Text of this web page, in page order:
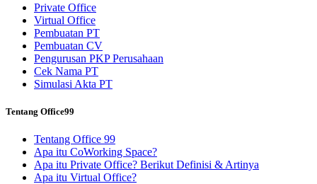
Private Office
Virtual Office
Pembuatan PT
Pembuatan CV
Pengurusan PKP Perusahaan
Cek Nama PT
Simulasi Akta PT
Tentang Office99
Tentang Office 99
Apa itu CoWorking Space?
Apa itu Private Office? Berikut Definisi & Artinya
Apa itu Virtual Office?